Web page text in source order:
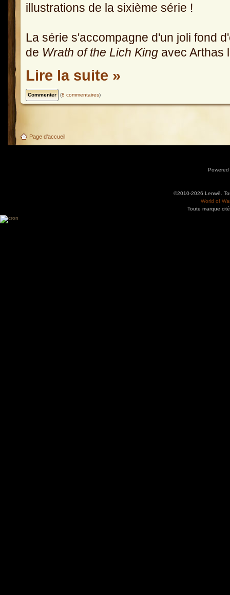
illustrations de la sixième série !
La série s'accompagne d'un joli fond
de Wrath of the Lich King avec Arthas
Lire la suite »
(8 commentaires)
Page d'accueil
©2010-2026 Lenwë.
World of
Toute marque
Utilisez l'adresse suivante pour accéder au calendrier des évènements depuis d'autres